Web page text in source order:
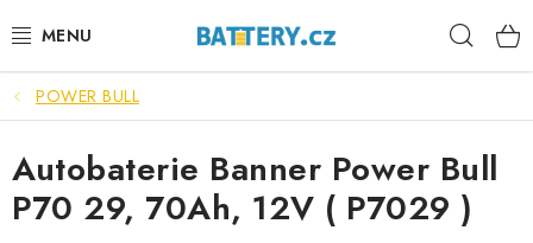
na
VÝHODNÉ SETY
SLUŽBY
AUTOBATERIE
POWER BULL
Autobaterie Banner Power Bull
P70 29, 70Ah, 12V ( P7029 )